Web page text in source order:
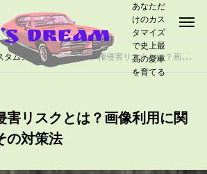
あなただ
けのカス
タマイズ
で史上最
高の愛車
を育てる
タムカー 痛車の著作権侵害リスクとは？画像利用に関する注意点とその対策法
害リスクとは？画像利用に関
の対策法